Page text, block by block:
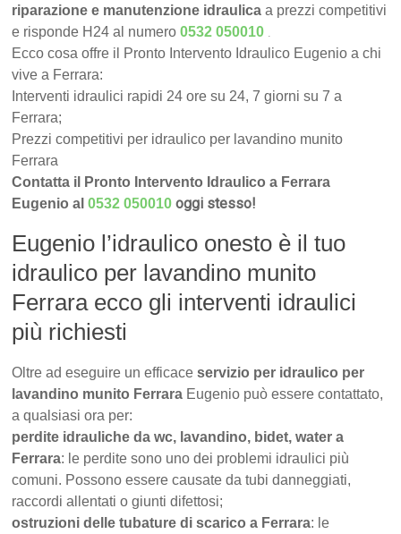
riparazione e manutenzione idraulica a prezzi competitivi
e risponde H24 al numero0532 050010 .
Ecco cosa offre il Pronto Intervento Idraulico Eugenio a chi
vive a Ferrara:
Interventi idraulici rapidi 24 ore su 24, 7 giorni su 7 a
Ferrara;
Prezzi competitivi per idraulico per lavandino munito
Ferrara
Contatta il Pronto Intervento Idraulico a Ferrara
Eugenio al0532 050010 oggi stesso!
Eugenio l’idraulico onesto è il tuo
idraulico per lavandino munito
Ferrara ecco gli interventi idraulici
più richiesti
Oltre ad eseguire un efficaceservizio per idraulico per
lavandino munito Ferrara Eugenio può essere contattato,
a qualsiasi ora per:
perdite idrauliche da wc, lavandino, bidet, water a
Ferrara: le perdite sono uno dei problemi idraulici più
comuni. Possono essere causate da tubi danneggiati,
raccordi allentati o giunti difettosi;
ostruzioni delle tubature di scarico a Ferrara: le